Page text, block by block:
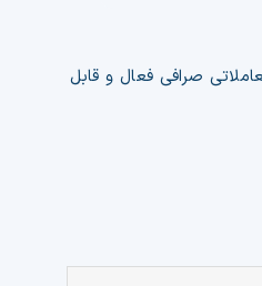
صرافی فعال و قابل